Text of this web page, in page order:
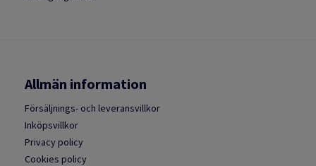
Allmän information
Försäljnings- och leveransvillkor
Inköpsvillkor
Privacy policy
Cookies policy